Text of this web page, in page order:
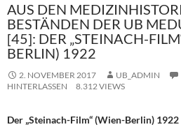
AUS DEN
BESTÄNDEN DER UB
[45]: DER „STEINACH-
BERLIN) 1922
2. NOVEMBER 2017 UB_ADMIN
HINTERLASSEN
8.312 VIEWS
Der „Steinach-Film“ (Wien-Berlin) 1922